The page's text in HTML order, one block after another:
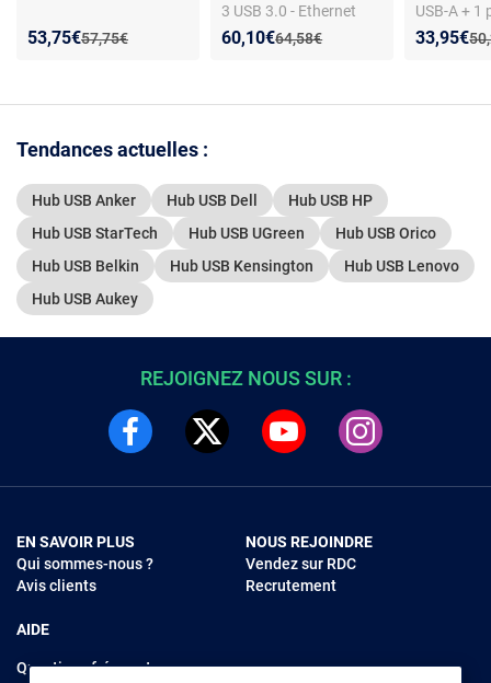
Ancien prix :
57,75€
Nouveau prix :
53,75€
Réduction de :
3 USB 3.0 - Ethernet
Gigabit - Lecteur SD/TF
Ancien prix :
64,58€
Nouveau prix :
60,10€
Réduction de :
USB-A + 1
1 port
Nouveau
33,95€
Tendances actuelles :
Hub USB Anker Hub USB Dell
Hub USB HP
Hub USB StarTech
Hub USB UGreen
Hub USB Orico
Hub USB Belkin
Hub USB Kensington
Hub USB Lenovo
Hub USB Aukey
REJOIGNEZ NOUS SUR :
EN SAVOIR PLUS
Qui sommes-nous ?
Avis clients
AIDE
Questions fréquentes
NOUS REJOINDRE
Vendez sur RDC
Recrutement